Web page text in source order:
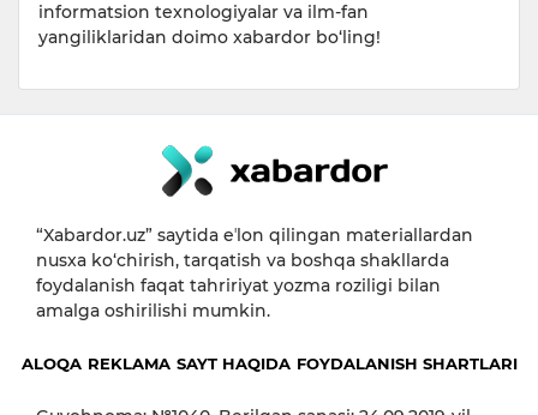
informatsion texnologiyalar va ilm-fan
yangiliklaridan doimo xabardor bo‘ling!
“Xabardor.uz” saytida eʼlon qilingan materiallardan
nusxa ko‘chirish, tarqatish va boshqa shakllarda
foydalanish faqat tahririyat yozma roziligi bilan
amalga oshirilishi mumkin.
ALOQA REKLAMA SAYT HAQIDA FOYDALANISH SHARTLARI